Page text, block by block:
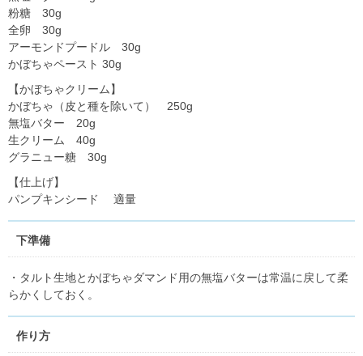
粉糖 30g
全卵 30g
アーモンドプードル 30g
かぼちゃペースト 30g
【かぼちゃクリーム】
かぼちゃ（皮と種を除いて） 250g
無塩バター 20g
生クリーム 40g
グラニュー糖 30g
【仕上げ】
パンプキンシード 適量
下準備
・タルト生地とかぼちゃダマンド用の無塩バターは常温に戻して柔
らかくしておく。
作り方